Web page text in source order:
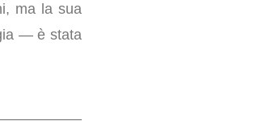
ma la sua
— è stata